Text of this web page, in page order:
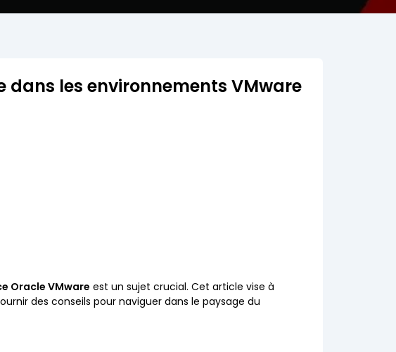
les environnements VMware
Oracle VMware est un sujet crucial. Cet article vise à
des conseils pour naviguer dans le paysage du